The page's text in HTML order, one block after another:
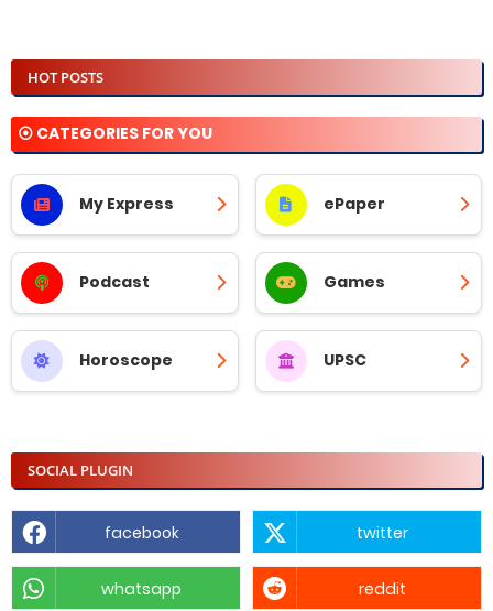
HOT POSTS
⦿ CATEGORIES FOR YOU
My Express ePaper
Podcast Games
Horoscope UPSC
SOCIAL PLUGIN
facebook twitter
whatsapp reddit